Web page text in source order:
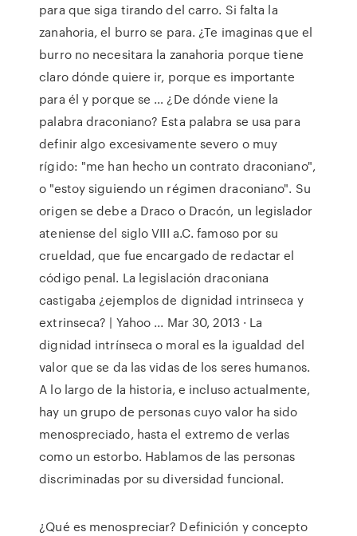
para que siga tirando del carro. Si falta la
zanahoria, el burro se para. ¿Te imaginas que el
burro no necesitara la zanahoria porque tiene
claro dónde quiere ir, porque es importante
para él y porque se … ¿De dónde viene la
palabra draconiano? Esta palabra se usa para
definir algo excesivamente severo o muy
rígido: "me han hecho un contrato draconiano",
o "estoy siguiendo un régimen draconiano". Su
origen se debe a Draco o Dracón, un legislador
ateniense del siglo VIII a.C. famoso por su
crueldad, que fue encargado de redactar el
código penal. La legislación draconiana
castigaba ¿ejemplos de dignidad intrinseca y
extrinseca? | Yahoo ... Mar 30, 2013 · La
dignidad intrínseca o moral es la igualdad del
valor que se da las vidas de los seres humanos.
A lo largo de la historia, e incluso actualmente,
hay un grupo de personas cuyo valor ha sido
menospreciado, hasta el extremo de verlas
como un estorbo. Hablamos de las personas
discriminadas por su diversidad funcional.
¿Qué es menospreciar? Definición y concepto